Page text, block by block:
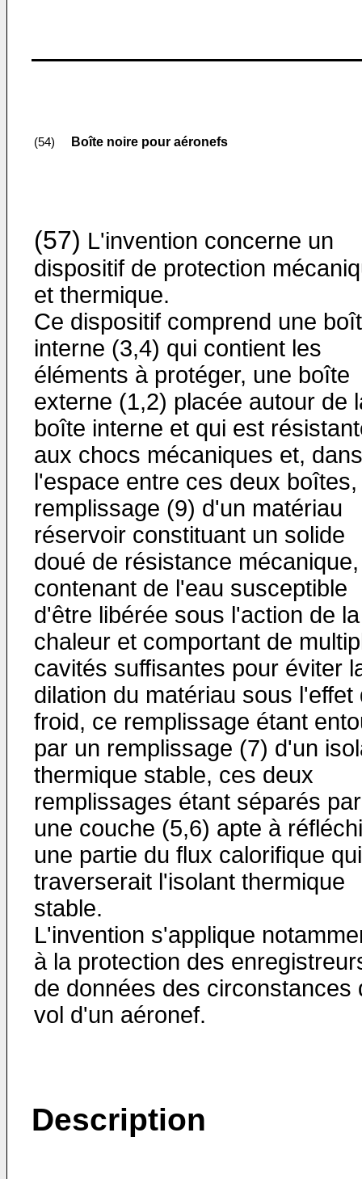
(54) Boîte noire pour aéronefs
(57) L'invention concerne un
dispositif de protection
et thermique.
Ce dispositif comprend une
interne (3,4) qui contient les
éléments à protéger, une boîte
externe (1,2) placée autour de
boîte interne et qui est
aux chocs mécaniques et, dans
l'espace entre ces deux
remplissage (9) d'un matériau
réservoir constituant un solide
doué de résistance mécanique,
contenant de l'eau susceptible
d'être libérée sous l'action de la
chaleur et comportant de
cavités suffisantes pour éviter
dilation du matériau sous l'effet
froid, ce remplissage étant
par un remplissage (7) d'un
thermique stable, ces deux
remplissages étant séparés par
une couche (5,6) apte à
une partie du flux calorifique qui
traverserait l'isolant thermique
stable.
L'invention s'applique
à la protection des
de données des circonstances
vol d'un aéronef.
Description